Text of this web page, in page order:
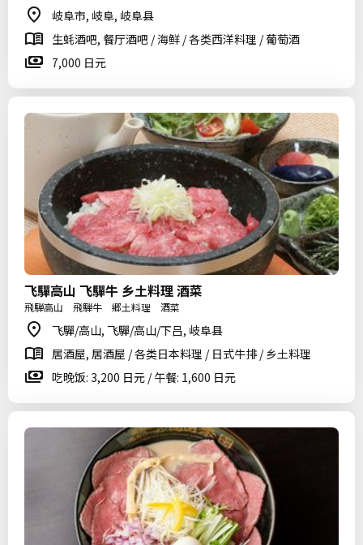
岐阜市, 岐阜, 岐阜县
生蚝酒吧, 餐厅酒吧 / 海鲜 / 各类西洋料理 / 葡萄酒
7,000 日元
飞驒高山 飞驒牛 乡土料理 酒菜
飛騨高山 飛騨牛 郷土料理 酒菜
飞驒/高山, 飞驒/高山/下吕, 岐阜县
居酒屋, 居酒屋 / 各类日本料理 / 日式牛排 / 乡土料理
吃晚饭: 3,200 日元 / 午餐: 1,600 日元